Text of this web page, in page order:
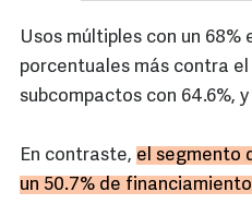
Usos múltiples con un
porcentuales más contra
subcompactos con 64.6%,
En contraste, el segmento
un 50.7% de